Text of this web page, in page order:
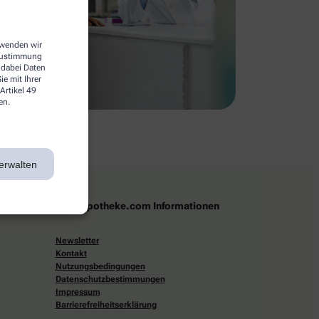
wir
Daten
mit Ihrer
49
apotheke.com Informationen
Newsletter
Kontakt
Nutzungsbedingungen
Datenschutzbestimmungen
Impressum
Barrierefreiheitserklärung